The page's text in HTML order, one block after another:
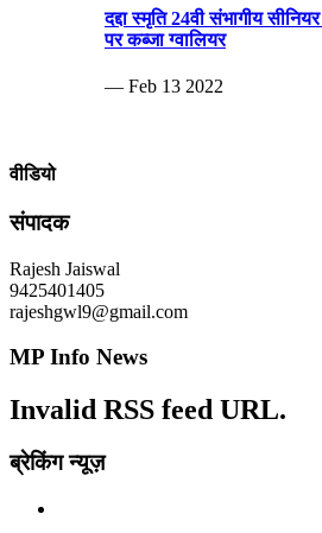
दद्दा स्मृति 24वी संभागीय
पर कब्जा ग्वालियर
— Feb 13 2022
वीडियो
संपादक
Rajesh Jaiswal
9425401405
rajeshgwl9@gmail.com
MP Info News
Invalid RSS feed URL.
ब्रेकिंग न्यूज़